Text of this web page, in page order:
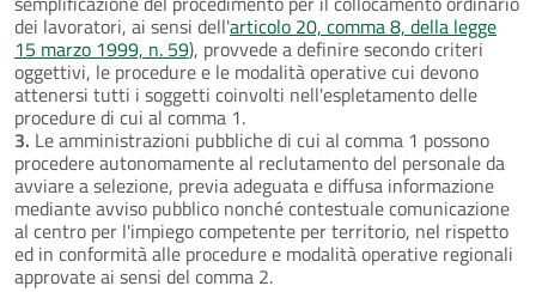
dei lavoratori, ai sensi dell'articolo 20, comma 8, della legge
15 marzo 1999, n. 59), provvede a definire secondo criteri
oggettivi, le procedure e le modalità operative cui devono
attenersi tutti i soggetti coinvolti nell'espletamento delle
procedure di cui al comma 1.
3. Le amministrazioni pubbliche di cui al comma 1 possono
procedere autonomamente al reclutamento del personale da
avviare a selezione, previa adeguata e diffusa informazione
mediante avviso pubblico nonché contestuale comunicazione
al centro per l'impiego competente per territorio, nel rispetto
ed in conformità alle procedure e modalità operative regionali
approvate ai sensi del comma 2.